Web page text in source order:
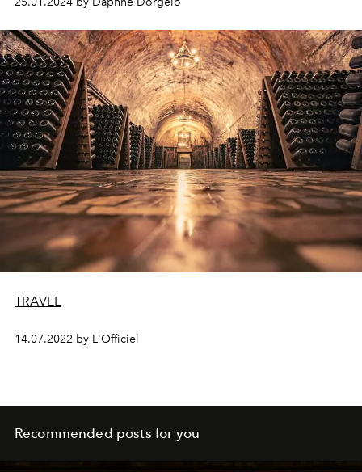
award is in het leven geroepen met als doel het
bevorderen én vieren van vrouwelijk ondernemerschap.
TRAVEL
14.07.2022 by L'Officiel
Recommended posts for you